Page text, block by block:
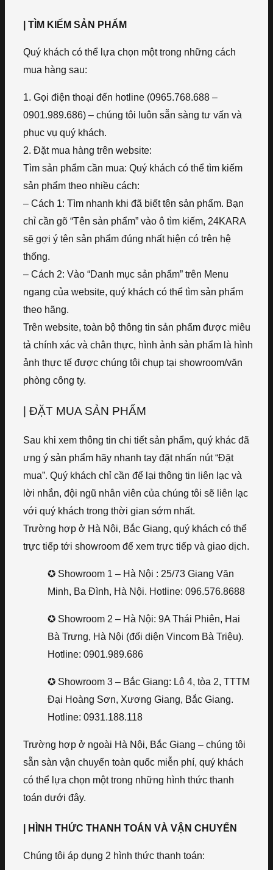
| TÌM KIẾM SẢN PHẨM
Quý khách có thể lựa chọn một trong những cách
mua hàng sau:
1. Gọi điện thoại đến hotline (0965.768.688 –
0901.989.686) – chúng tôi luôn sẵn sàng tư vấn và
phục vụ quý khách.
2. Đặt mua hàng trên website:
Tìm sản phẩm cần mua: Quý khách có thể tìm kiếm
sản phẩm theo nhiều cách:
– Cách 1: Tìm nhanh khi đã biết tên sản phẩm. Bạn
chỉ cần gõ “Tên sản phẩm” vào ô tìm kiếm, 24KARA
sẽ gợi ý tên sản phẩm đúng nhất hiện có trên hệ
thống.
– Cách 2: Vào “Danh mục sản phẩm” trên Menu
ngang của website, quý khách có thể tìm sản phẩm
theo hãng.
Trên website, toàn bộ thông tin sản phẩm được miêu
tả chính xác và chân thực, hình ảnh sản phẩm là hình
ảnh thực tế được chúng tôi chụp tại showroom/văn
phòng công ty.
| ĐẶT MUA SẢN PHẨM
Sau khi xem thông tin chi tiết sản phẩm, quý khác đã
ưng ý sản phẩm hãy nhanh tay đặt nhấn nút “Đặt
mua”. Quý khách chỉ cần để lại thông tin liên lạc và
lời nhắn, đội ngũ nhân viên của chúng tôi sẽ liên lạc
với quý khách trong thời gian sớm nhất.
Trường hợp ở Hà Nội, Bắc Giang, quý khách có thể
trực tiếp tới showroom để xem trực tiếp và giao dịch.
✪ Showroom 1 – Hà Nội : 25/73 Giang Văn
Minh, Ba Đình, Hà Nội. Hotline: 096.576.8688
✪ Showroom 2 – Hà Nội: 9A Thái Phiên, Hai
Bà Trưng, Hà Nội (đối diện Vincom Bà Triệu).
Hotline: 0901.989.686
✪ Showroom 3 – Bắc Giang: Lô 4, tòa 2, TTTM
Đại Hoàng Sơn, Xương Giang, Bắc Giang.
Hotline: 0931.188.118
Trường hợp ở ngoài Hà Nội, Bắc Giang – chúng tôi
sẵn sàn vận chuyển toàn quốc miễn phí, quý khách
có thể lựa chọn một trong những hình thức thanh
toán dưới đây.
| HÌNH THỨC THANH TOÁN VÀ VẬN CHUYỂN
Chúng tôi áp dụng 2 hình thức thanh toán: